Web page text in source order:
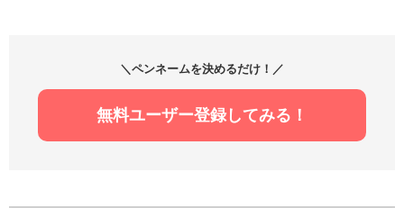
＼ペンネームを決めるだけ！／
無料ユーザー登録してみる！